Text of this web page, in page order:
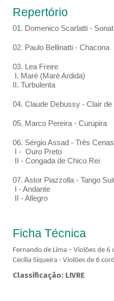
Repertório
01. Domenico Scarlatti -
02. Paulo Bellinatti - Chacona
03. Lea Freire
I. Maré (Maré Ardida)
II. Turbulenta
04. Claude Debussy - Clair de
05. Marco Pereira - Curupira
06. Sérgio Assad - Três
I - Ouro Preto
II - Congada de Chico Rei
07. Astor Piazzolla - Tango
I - Andante
II - Allegro
Ficha Técnica
Fernando de Lima – Violões de 6
Cecília Siqueira - Violões de 6
Classificação: LIVRE